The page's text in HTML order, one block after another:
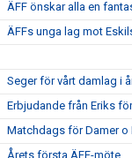
ÄFF önskar alla en
ÄFFs unga lag mot
Seger för vårt damlag i
Erbjudande från Eriks
Matchdags för Damer o
Årets första ÄFF-möte